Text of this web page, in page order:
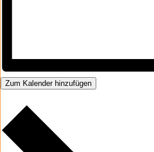
Zum Kalender hinzufügen